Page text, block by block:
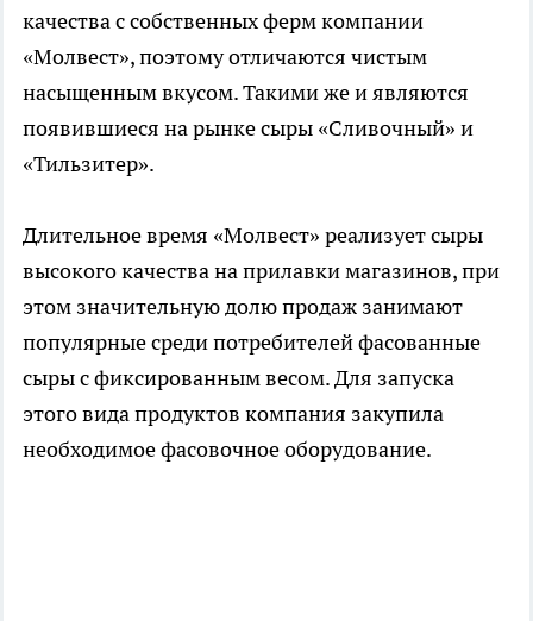
качества с собственных ферм компании
«Молвест», поэтому отличаются чистым
насыщенным вкусом. Такими же и являются
появившиеся на рынке сыры «Сливочный» и
«Тильзитер».
Длительное время «Молвест» реализует сыры
высокого качества на прилавки магазинов, при
этом значительную долю продаж занимают
популярные среди потребителей фасованные
сыры с фиксированным весом. Для запуска
этого вида продуктов компания закупила
необходимое фасовочное оборудование.